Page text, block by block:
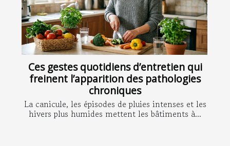
Ces gestes quotidiens d’entretien qui
freinent l’apparition des pathologies
chroniques
La canicule, les épisodes de pluies intenses et les
hivers plus humides mettent les bâtiments à...